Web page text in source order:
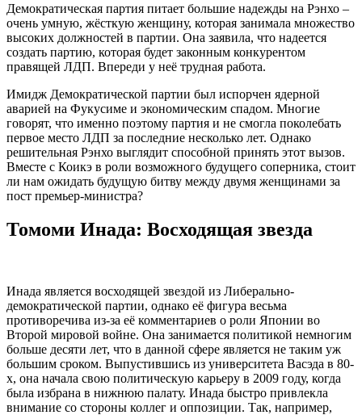
Демократическая партия питает большие надежды на Рэнхо –
очень умную, жёсткую женщину, которая занимала множество
высоких должностей в партии. Она заявила, что надеется
создать партию, которая будет законным конкурентом
правящей ЛДП. Впереди у неё трудная работа.
Имидж Демократической партии был испорчен ядерной
аварией на Фукусиме и экономическим спадом. Многие
говорят, что именно поэтому партия и не смогла поколебать
первое место ЛДП за последние несколько лет. Однако
решительная Рэнхо выглядит способной принять этот вызов.
Вместе с Коикэ в роли возможного будущего соперника, стоит
ли нам ожидать будущую битву между двумя женщинами за
пост премьер-министра?
Томоми Инада: Восходящая звезда
Инада является восходящей звездой из Либерально-
демократической партии, однако её фигура весьма
противоречива из-за её комментариев о роли Японии во
Второй мировой войне. Она занимается политикой немногим
больше десяти лет, что в данной сфере является не таким уж
большим сроком. Выпустившись из университета Васэда в 80-
х, она начала свою политическую карьеру в 2009 году, когда
была избрана в нижнюю палату. Инада быстро привлекла
внимание со стороны коллег и оппозиции. Так, например,